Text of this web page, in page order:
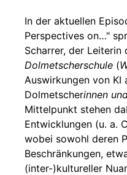
In der aktuellen
Perspectives on…"
Scharrer, der Leiterin
Dolmetscherschule (
Auswirkungen von KI
Dolmetscherinnen
Mittelpunkt stehen
Entwicklungen (u. a.
wobei sowohl deren
Beschränkungen,
(inter-)kultureller